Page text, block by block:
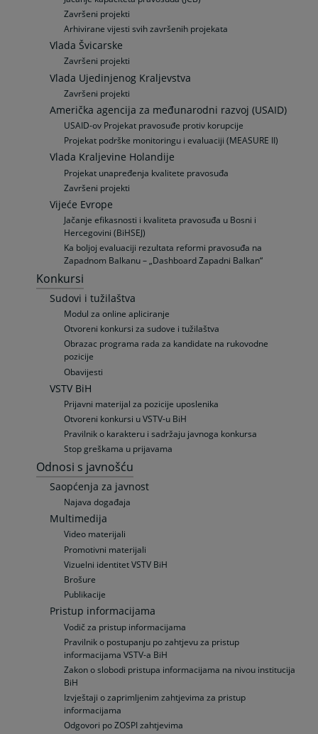
Završeni projekti
Arhivirane vijesti svih završenih projekata
Vlada Švicarske
Završeni projekti
Vlada Ujedinjenog Kraljevstva
Završeni projekti
Američka agencija za međunarodni razvoj (USAID)
USAID-ov Projekat pravosuđe protiv korupcije
Projekat podrške monitoringu i evaluaciji (MEASURE II)
Vlada Kraljevine Holandije
Projekat unapređenja kvalitete pravosuđa
Završeni projekti
Vijeće Evrope
Jačanje efikasnosti i kvaliteta pravosuđa u Bosni i
Hercegovini (BiHSEJ)
Ka boljoj evaluaciji rezultata reformi pravosuđa na
Zapadnom Balkanu – „Dashboard Zapadni Balkan“
Konkursi
Sudovi i tužilaštva
Modul za online apliciranje
Otvoreni konkursi za sudove i tužilaštva
Obrazac programa rada za kandidate na rukovodne
pozicije
Obavijesti
VSTV BiH
Prijavni materijal za pozicije uposlenika
Otvoreni konkursi u VSTV-u BiH
Pravilnik o karakteru i sadržaju javnoga konkursa
Stop greškama u prijavama
Odnosi s javnošću
Saopćenja za javnost
Najava događaja
Multimedija
Video materijali
Promotivni materijali
Vizuelni identitet VSTV BiH
Brošure
Publikacije
Pristup informacijama
Vodič za pristup informacijama
Pravilnik o postupanju po zahtjevu za pristup
informacijama VSTV-a BiH
Zakon o slobodi pristupa informacijama na nivou institucija
BiH
Izvještaji o zaprimljenim zahtjevima za pristup
informacijama
Odgovori po ZOSPI zahtjevima